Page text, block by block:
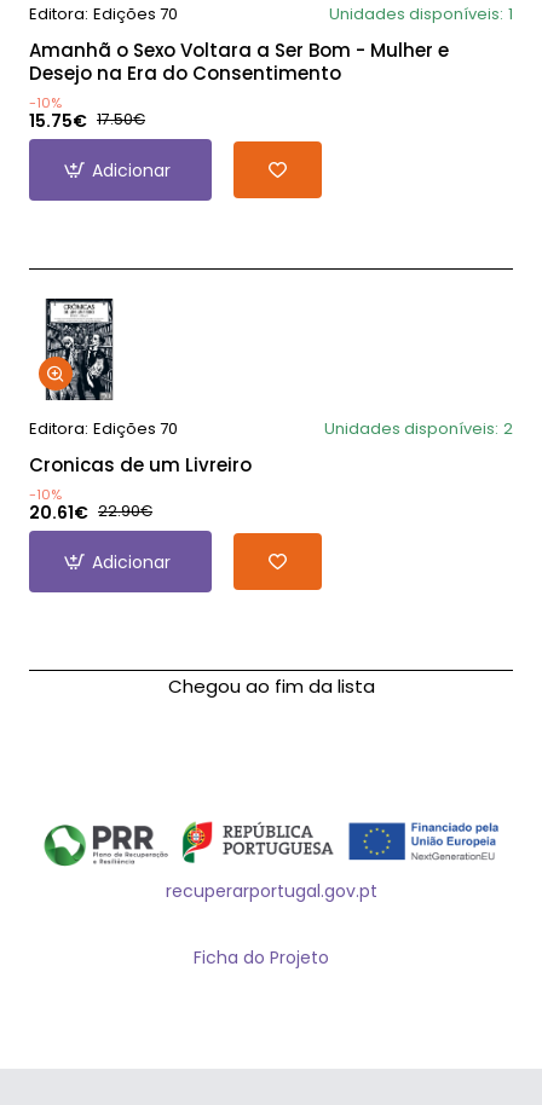
Editora: Edições 70 Unidades disponíveis: 1
Amanhã o Sexo Voltara a Ser Bom - Mulher e
Desejo na Era do Consentimento
-10%
15.75€ 17.50€
Adicionar
Editora: Edições 70 Unidades disponíveis: 2
Cronicas de um Livreiro
-10%
20.61€ 22.90€
Adicionar
Chegou ao fim da lista
recuperarportugal.gov.pt
Ficha do Projeto